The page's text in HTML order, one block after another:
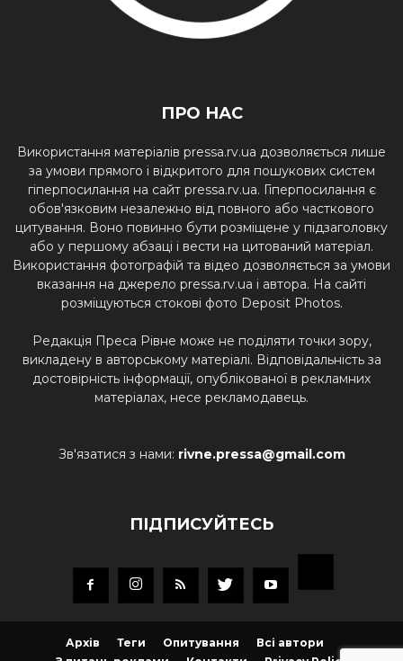
ПРО НАС
Використання матеріалів pressa.rv.ua дозволяється лише
за умови прямого і відкритого для пошукових систем
гіперпосилання на сайт pressa.rv.ua. Гіперпосилання є
обов'язковим незалежно від повного або часткового
цитування. Воно повинно бути розміщене у підзаголовку
або у першому абзаці і вести на цитований матеріал.
Використання фотографій та відео дозволяється за умови
вказання на джерело pressa.rv.ua і автора. На сайті
розміщуються стокові фото Deposit Photos.
Редакція Преса Рівне може не поділяти точки зору,
викладену в авторському матеріалі. Відповідальність за
достовірність інформації, опублікованої в рекламних
матеріалах, несе рекламодавець.
Зв'язатися з нами: rivne.pressa@gmail.com
ПІДПИСУЙТЕСЬ
Архів Теги Опитування
Всі автори